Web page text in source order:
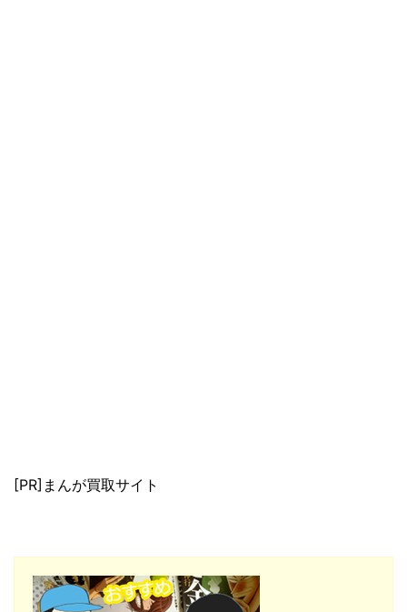
[PR]まんが買取サイト